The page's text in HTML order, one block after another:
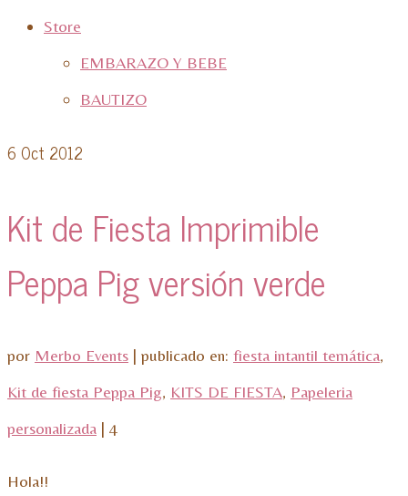
Store
EMBARAZO Y BEBE
BAUTIZO
6 Oct 2012
Kit de Fiesta Imprimible
Peppa Pig versión verde
por Merbo Events | publicado en: fiesta intantil temática,
Kit de fiesta Peppa Pig, KITS DE FIESTA, Papeleria
personalizada | 4
Hola!!